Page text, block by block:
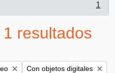
1
resultados
filter:Remove filter:
Con objetos digitales